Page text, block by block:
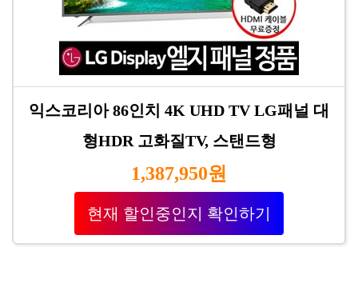
익스코리아 86인치 4K UHD TV LG패널 대
형HDR 고화질TV, 스탠드형
1,387,950원
현재 할인중인지 확인하기